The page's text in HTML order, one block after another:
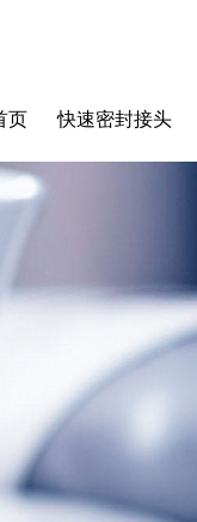
页 快速密封接头